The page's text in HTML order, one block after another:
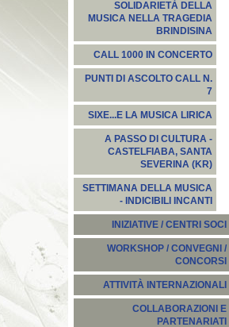
SOLIDARIETÀ DELLA
MUSICA NELLA TRAGEDIA
BRINDISINA
CALL 1000 IN CONCERTO
PUNTI DI ASCOLTO CALL N.
7
SIXE...E LA MUSICA LIRICA
A PASSO DI CULTURA -
CASTELFIABA, SANTA
SEVERINA (KR)
SETTIMANA DELLA MUSICA
- INDICIBILI INCANTI
INIZIATIVE / CENTRI SOCI
WORKSHOP / CONVEGNI /
CONCORSI
ATTIVITÀ INTERNAZIONALI
COLLABORAZIONI E
PARTENARIATI